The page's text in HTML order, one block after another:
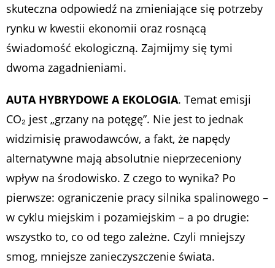
skuteczna odpowiedź na zmieniające się potrzeby
rynku w kwestii ekonomii oraz rosnącą
świadomość ekologiczną. Zajmijmy się tymi
dwoma zagadnieniami.
AUTA HYBRYDOWE A EKOLOGIA. Temat emisji
CO₂ jest „grzany na potęgę”. Nie jest to jednak
widzimisię prawodawców, a fakt, że napędy
alternatywne mają absolutnie nieprzeceniony
wpływ na środowisko. Z czego to wynika? Po
pierwsze: ograniczenie pracy silnika spalinowego –
w cyklu miejskim i pozamiejskim – a po drugie:
wszystko to, co od tego zależne. Czyli mniejszy
smog, mniejsze zanieczyszczenie świata.